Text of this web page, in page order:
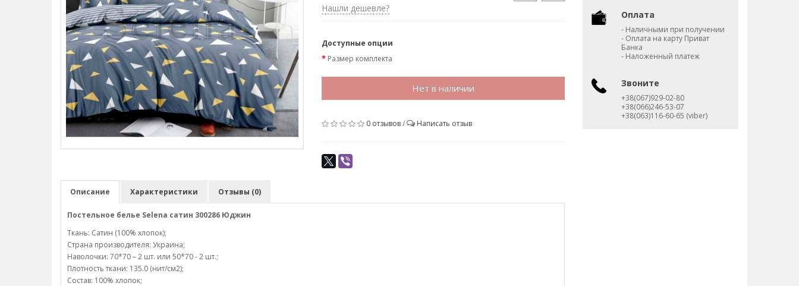
Нашли дешевле?
Доступные опции
Размер комплекта
Нет в наличии
0 отзывов/ Написать отзыв
Описание Характеристики Отзывы (0)
Постельное белье Selena сатин 300286 Юджин
Ткань: Сатин (100% хлопок);
Страна производителя: Украина;
Наволочки: 70*70 – 2 шт. или 50*70 - 2 шт.;
Плотность ткани: 135.0 (нит/см2);
Состав: 100% хлопок;
Оплата
- Наличными при получении
- Оплата на карту Приват
Банка
- Наложенный платеж
Звоните
+38(067)929-02-80
+38(066)246-53-07
+38(063)116-60-65 (viber)